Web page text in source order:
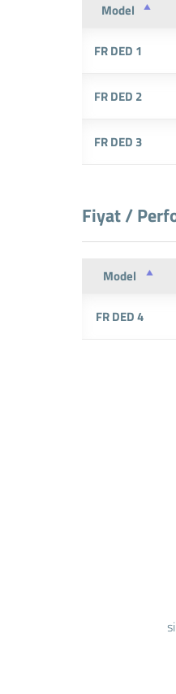
Model
FR DED 1
FR DED 2
FR DED 3
Fiyat /
Model
FR DED 4